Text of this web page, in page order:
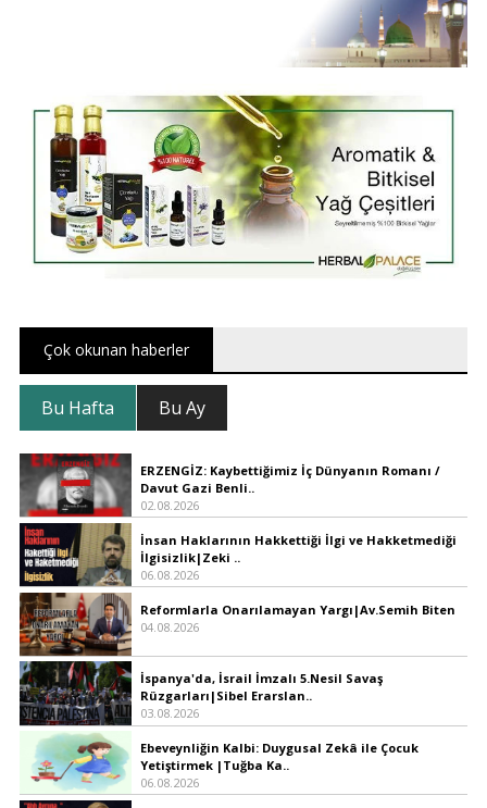
Çok okunan haberler
Bu Hafta Bu Ay
ERZENGİZ: Kaybettiğimiz İç Dünyanın Romanı /
Davut Gazi Benli..
02.08.2026
İnsan Haklarının Hakkettiği İlgi ve Hakketmediği
İlgisizlik|Zeki ..
06.08.2026
Reformlarla Onarılamayan Yargı|Av.Semih Biten
04.08.2026
İspanya'da, İsrail İmzalı 5.Nesil Savaş
Rüzgarları|Sibel Erarslan..
03.08.2026
Ebeveynliğin Kalbi: Duygusal Zekâ ile Çocuk
Yetiştirmek |Tuğba Ka..
06.08.2026